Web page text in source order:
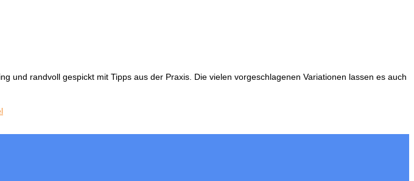
und randvoll gespickt mit Tipps aus der Praxis. Die vielen vorgeschlagenen Variationen lassen es auch